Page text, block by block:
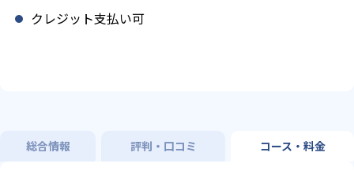
クレジット支払い可
総合情報 評判・口コミ コース・料金